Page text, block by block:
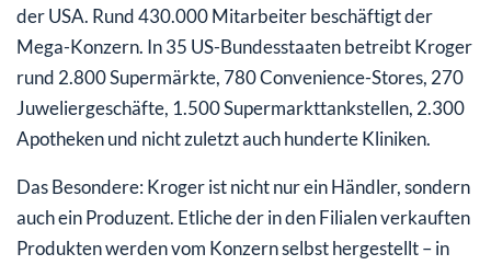
der USA. Rund 430.000 Mitarbeiter beschäftigt der
Mega-Konzern. In 35 US-Bundesstaaten betreibt Kroger
rund 2.800 Supermärkte, 780 Convenience-Stores, 270
Juweliergeschäfte, 1.500 Supermarkttankstellen, 2.300
Apotheken und nicht zuletzt auch hunderte Kliniken.
Das Besondere: Kroger ist nicht nur ein Händler, sondern
auch ein Produzent. Etliche der in den Filialen verkauften
Produkten werden vom Konzern selbst hergestellt – in